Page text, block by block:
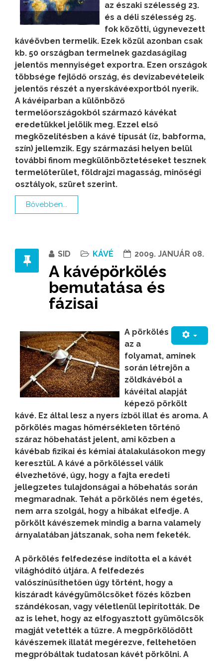
az északi szélesség 23.
és a déli szélesség 25.
fok közötti, úgynevezett
kávéövben termelik. Ezek közül azonban csak
kb. 50 országban termelnek gazdaságilag
jelentős mennyiséget exportra. Ezen országok
többsége fejlődő ország, és devizabevételeik
jelentős részét a nyerskávéexportból nyerik.
A kávéiparban a különböző
termelőországokból származó kávékat
eredetükkel jelölik meg. Ezzel első
megközelítésben a kávé típusát (íz, babforma,
szín) jellemzik. Egy származási helyen belül
további finom megkülönböztetéseket tesznek
termelőterület, földrajzi magasság, minőségi
osztályok, szüret szerint.
Bővebben...
SID KÁVÉ 2009. JANUÁR 08.
A kávépörkölés
bemutatása és
fázisai
A pörkölés
az a
folyamat, aminek
során létrejön a
zöldkávéból a
kávéital alapját
képező pörkölt
kávé. Ez által lesz a nyers ízből illat és aroma. A
pörkölés magas hőmérsékleten történő
száraz hőbehatást jelent, ami közben a
kávébab fizikai és kémiai átalakulásokon megy
keresztül. A kávé a pörköléssel válik
élvezhetővé, úgy, hogy a fajta eredeti
jellegzetes tulajdonságai a hőbehatás során
megmaradnak. Tehát a pörkölés nem égetés,
nem arra szolgál, hogy a hibákat elfedje. A
pörkölt kávészemek mindig a barna valamely
árnyalatában játszanak, soha nem feketék.
A pörkölés felfedezése indította el a kávét
világhódító útjára. A felfedezés
valószínűsíthetően úgy történt, hogy a
kiszáradt kávégyümölcsöket főzés közben
szándékosan, vagy véletlenül lepirították. De
az is lehet, hogy az elfogyasztott gyümölcsök
magját vetették a tűzre. A megpörkölődött
kávészemek illatát megérezve, feltehetően
megpróbáltak tudatosan kávét pörkölni. A